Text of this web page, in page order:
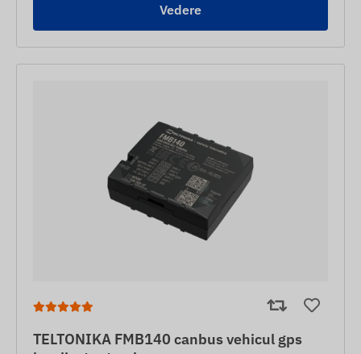
Vedere
TELTONIKA FMB140 canbus vehicul gps